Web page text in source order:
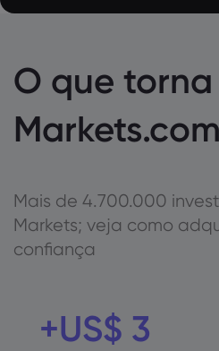
O que
Mais de 4.700.000
Markets; veja como
confiança
+US$ 3